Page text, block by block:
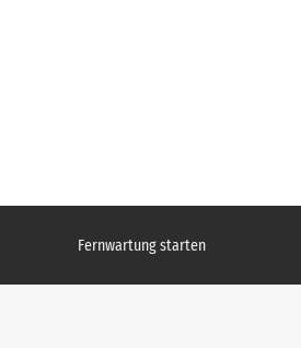
Fernwartung starten